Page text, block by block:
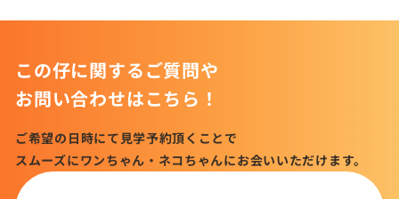
この仔に関するご質問や
お問い合わせはこちら！
ご希望の日時にて見学予約頂くことで
スムーズにワンちゃん・ネコちゃんにお会いいただけます。